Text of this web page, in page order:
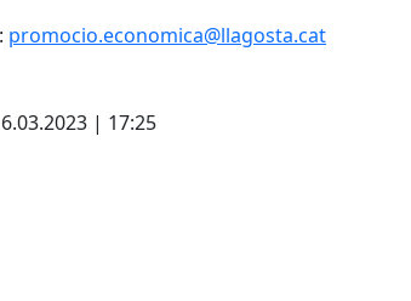
promocio.economica@llagosta.cat
| 17:25